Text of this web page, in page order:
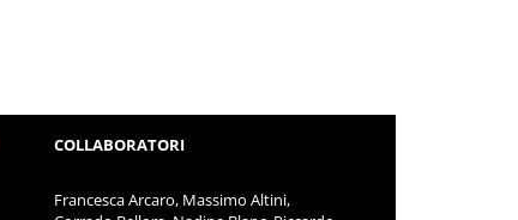
COLLABORATORI
Francesca Arcaro, Massimo Altini,